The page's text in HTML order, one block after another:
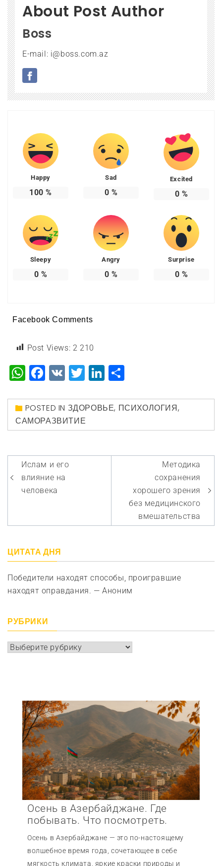
About Post Author
Boss
E-mail: i@boss.com.az
Happy
100 %
Sad
0 %
Excited
0 %
Sleepy
0 %
Angry
0 %
Surprise
0 %
Facebook Comments
Post Views: 2 210
WhatsApp
Facebook
VK TwitterLinkedIn
POSTED IN ЗДОРОВЬЕ, ПСИХОЛОГИЯ,
САМОРАЗВИТИЕ
Навигация
по
записям
Ислам и его
влияние на
человека
Методика
сохранения
хорошего зрения
без медицинского
вмешательства
ЦИТАТА ДНЯ
Победители находят способы, проигравшие
находят оправдания. — Аноним
РУБРИКИ
Рубрики
Осень в Азербайджане. Где
побывать. Что посмотреть.
Осень в Азербайджане — это по-настоящему
волшебное время года, сочетающее в себе
мягкость климата, яркие краски природы и